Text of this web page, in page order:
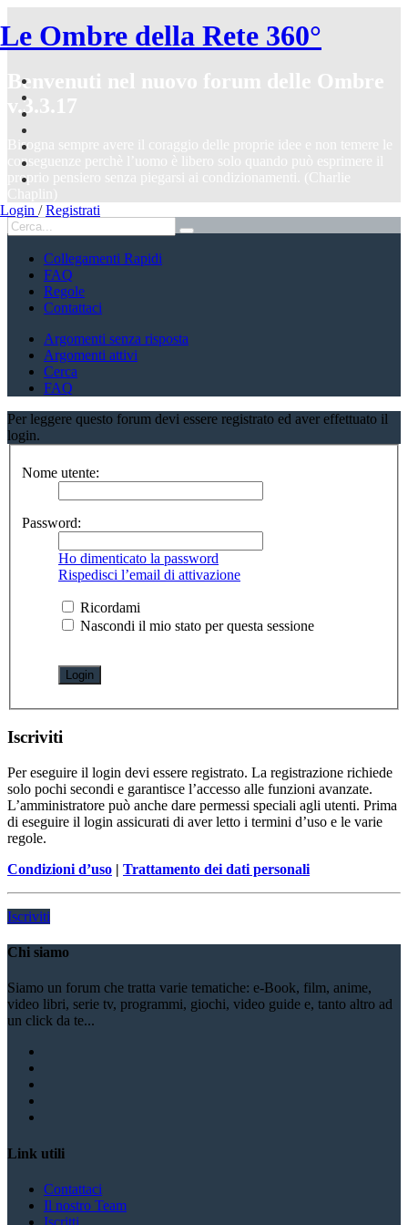
Le Ombre della Rete 360°
Login / Registrati
Benvenuti nel nuovo forum delle Ombre
v.3.3.17
Bisogna sempre avere il coraggio delle proprie idee e non temere le
conseguenze perchè l’uomo è libero solo quando può esprimere il
proprio pensiero senza piegarsi ai condizionamenti. (Charlie
Chaplin)
Collegamenti Rapidi
FAQ
Regole
Contattaci
Argomenti senza risposta
Argomenti attivi
Cerca
FAQ
Per leggere questo forum devi essere registrato ed aver effettuato il
login.
Nome utente:
Password:
Ho dimenticato la password
Rispedisci l’email di attivazione
Ricordami
Nascondi il mio stato per questa sessione
Iscriviti
Per eseguire il login devi essere registrato. La registrazione richiede
solo pochi secondi e garantisce l’accesso alle funzioni avanzate.
L’amministratore può anche dare permessi speciali agli utenti. Prima
di eseguire il login assicurati di aver letto i termini d’uso e le varie
regole.
Condizioni d’uso | Trattamento dei dati personali
Iscriviti
Chi siamo
Siamo un forum che tratta varie tematiche: e-Book, film, anime,
video libri, serie tv, programmi, giochi, video guide e, tanto altro ad
un click da te...
Link utili
Contattaci
Il nostro Team
Iscritti